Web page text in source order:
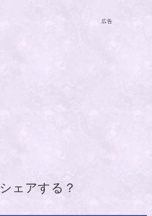
広告
シェアする？